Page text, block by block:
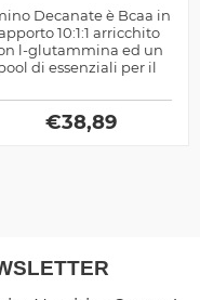
Decanate è Bcaa in
10:1:1 arricchito
l-glutammina ed un
di essenziali per il
proteica, ottimo pre e
post...
€38,89